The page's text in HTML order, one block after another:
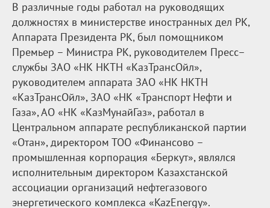
В различные годы работал на руководящих
должностях в министерстве иностранных дел РК,
Аппарата Президента РК, был помощником
Премьер – Министра РК, руководителем Пресс–
службы ЗАО «НК НКТН «КазТрансОйл»,
руководителем аппарата ЗАО «НК НКТН
«КазТрансОйл», ЗАО «НК «Транспорт Нефти и
Газа», АО «НК «КазМунайГаз», работал в
Центральном аппарате республиканской партии
«Отан», директором ТОО «Финансово –
промышленная корпорация «Беркут», являлся
исполнительным директором Казахстанской
ассоциации организаций нефтегазового
энергетического комплекса «KazEnergy».